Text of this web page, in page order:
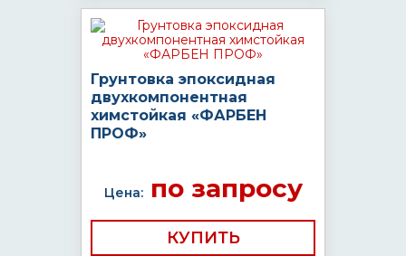
Грунтовка эпоксидная
двухкомпонентная
химстойкая «ФАРБЕН
ПРОФ»
Цена:по запросу
КУПИТЬ